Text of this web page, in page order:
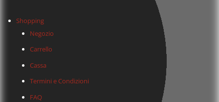
Shopping
Negozio
Carrello
Cassa
Termini e Condizioni
FAQ